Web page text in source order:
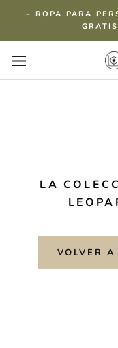
contenido
~ ROPA PARA
LA
VOLVER